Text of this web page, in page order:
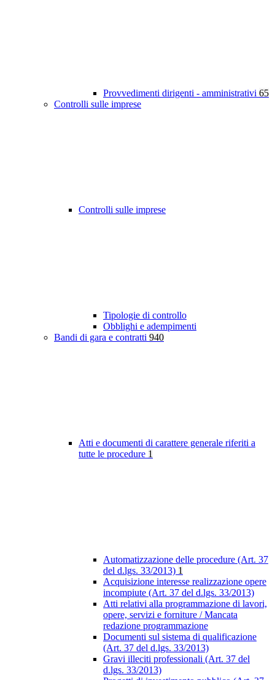
Provvedimenti dirigenti - amministrativi 65
Controlli sulle imprese
Controlli sulle imprese
Tipologie di controllo
Obblighi e adempimenti
Bandi di gara e contratti 940
Atti e documenti di carattere generale riferiti a
tutte le procedure 1
Automatizzazione delle procedure (Art. 37
del d.lgs. 33/2013) 1
Acquisizione interesse realizzazione opere
incompiute (Art. 37 del d.lgs. 33/2013)
Atti relativi alla programmazione di lavori,
opere, servizi e forniture / Mancata
redazione programmazione
Documenti sul sistema di qualificazione
(Art. 37 del d.lgs. 33/2013)
Gravi illeciti professionali (Art. 37 del
d.lgs. 33/2013)